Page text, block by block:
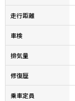
走行距離
車検
排気量
修復歴
乗車定員